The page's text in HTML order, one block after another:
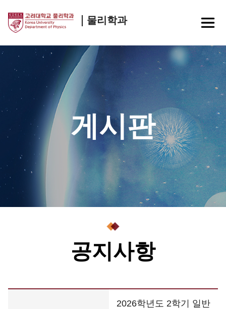
물리학과
게시판
공지사항
2026학년도 2학기 일반